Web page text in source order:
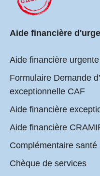
Aide financière
Aide financière
Formulaire Demande
exceptionnelle CAF
Aide financière
Aide financière
Complémentaire santé
Chèque de services